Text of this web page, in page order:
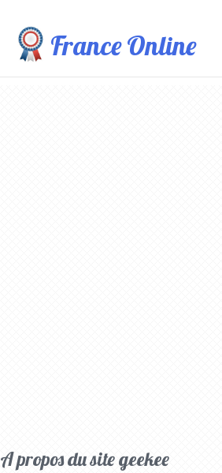
France Online
A propos du site geekee